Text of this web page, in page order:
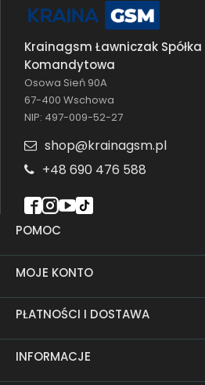
POMOC
MOJE KONTO
PŁATNOŚCI I DOSTAWA
INFORMACJE
Krainagsm Ławniczak Spółka
Komandytowa
Osowa Sień 90A
67-400 Wschowa
NIP: 497-009-52-27
shop@krainagsm.pl
+48 690 476 588